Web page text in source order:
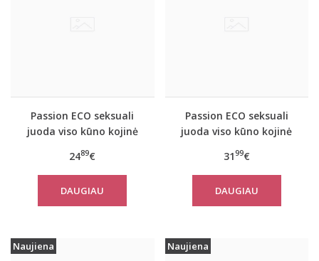
Passion ECO seksuali
juoda viso kūno kojinė
2489€
DAUGIAU
Passion ECO seksuali
juoda viso kūno kojinė
3199€
DAUGIAU
Naujiena Naujiena